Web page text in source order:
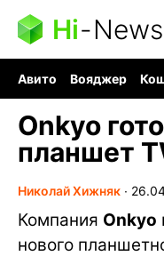
Hi-
Авито Вояджер
Onkyo
планшет
Николай Хижняк ∙
Компания Onkyo
нового